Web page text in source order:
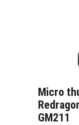
Micro
GM211